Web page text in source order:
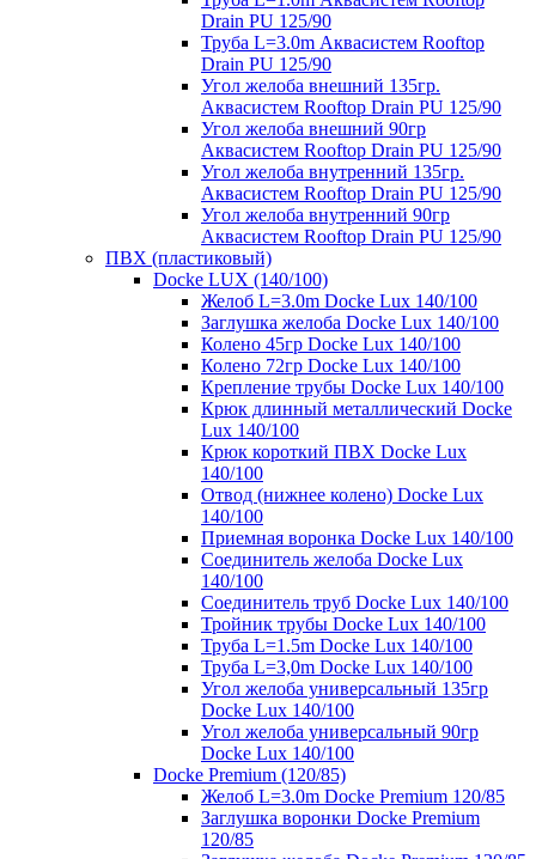
Drain PU 125/90
Труба L=3.0m Аквасистем Rooftop
Drain PU 125/90
Угол желоба внешний 135гр.
Аквасистем Rooftop Drain PU 125/90
Угол желоба внешний 90гр
Аквасистем Rooftop Drain PU 125/90
Угол желоба внутренний 135гр.
Аквасистем Rooftop Drain PU 125/90
Угол желоба внутренний 90гр
Аквасистем Rooftop Drain PU 125/90
ПВХ (пластиковый)
Docke LUX (140/100)
Желоб L=3.0m Docke Lux 140/100
Заглушка желоба Docke Lux 140/100
Колено 45гр Docke Lux 140/100
Колено 72гр Docke Lux 140/100
Крепление трубы Docke Lux 140/100
Крюк длинный металлический Docke
Lux 140/100
Крюк короткий ПВХ Docke Lux
140/100
Отвод (нижнее колено) Docke Lux
140/100
Приемная воронка Docke Lux 140/100
Соединитель желоба Docke Lux
140/100
Соединитель труб Docke Lux 140/100
Тройник трубы Docke Lux 140/100
Труба L=1.5m Docke Lux 140/100
Труба L=3,0m Docke Lux 140/100
Угол желоба универсальный 135гр
Docke Lux 140/100
Угол желоба универсальный 90гр
Docke Lux 140/100
Docke Premium (120/85)
Желоб L=3.0m Docke Premium 120/85
Заглушка воронки Docke Premium
120/85